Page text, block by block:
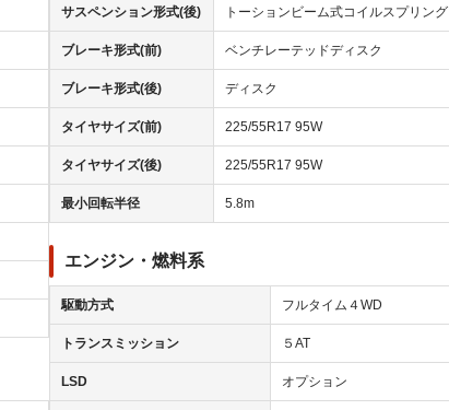
サスペンション形式(後) トーションビーム式コイルスプリング
ブレーキ形式(前) ベンチレーテッドディスク
ブレーキ形式(後) ディスク
タイヤサイズ(前) 225/55R17 95W
タイヤサイズ(後) 225/55R17 95W
最小回転半径 5.8m
エンジン・燃料系
駆動方式 フルタイム４WD
トランスミッション ５AT
LSD オプション